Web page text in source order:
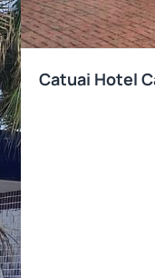
Catuai Hotel